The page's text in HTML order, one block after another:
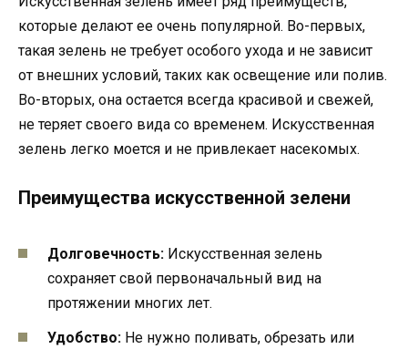
которые делают ее очень популярной. Во-первых,
такая зелень не требует особого ухода и не зависит
от внешних условий, таких как освещение или полив.
Во-вторых, она остается всегда красивой и свежей,
не теряет своего вида со временем. Искусственная
зелень легко моется и не привлекает насекомых.
Преимущества искусственной зелени
Долговечность: Искусственная зелень
сохраняет свой первоначальный вид на
протяжении многих лет.
Удобство: Не нужно поливать, обрезать или